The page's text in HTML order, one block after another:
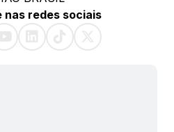
nas redes sociais